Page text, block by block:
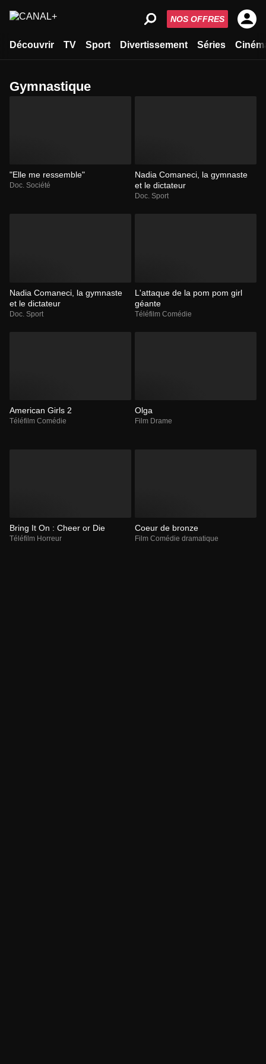
Découvrir TV Sport Divertissement Séries
NOS OFFRES
gymnastique
"Elle me ressemble"
Doc. Société
Nadia Comaneci, la gymnaste
et le dictateur
Doc. Sport
Nadia Comaneci, la gymnaste
et le dictateur
Doc. Sport
L'attaque de la pom pom girl
géante
Téléfilm Comédie
American Girls 2
Téléfilm Comédie
Olga
Film Drame
Bring It On : Cheer or Die
Téléfilm Horreur
Coeur de bronze
Film Comédie dramatique